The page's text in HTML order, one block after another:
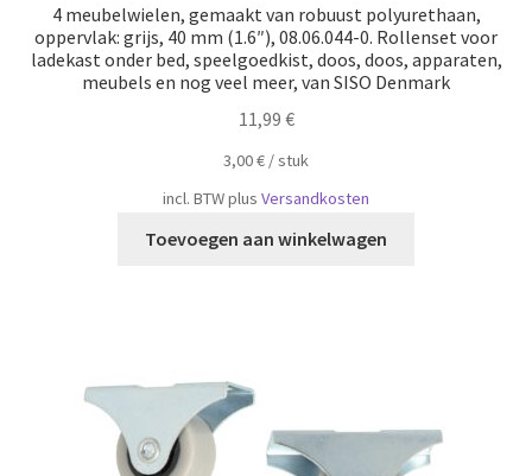
4 meubelwielen, gemaakt van robuust polyurethaan,
oppervlak: grijs, 40 mm (1.6″), 08.06.044-0. Rollenset voor
ladekast onder bed, speelgoedkist, doos, doos, apparaten,
meubels en nog veel meer, van SISO Denmark
11,99 €
3,00€ /​​stuk
incl. BTWplus Versandkosten
Toevoegen aan winkelwagen